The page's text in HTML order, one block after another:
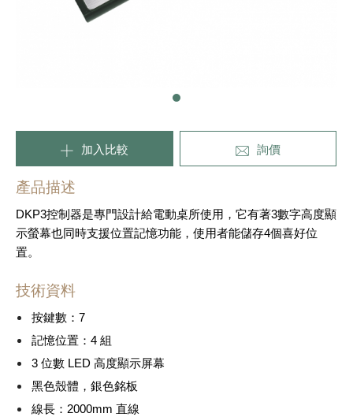
加入比較 詢價
產品描述
DKP3控制器是專門設計給電動桌所使用，它有著3數字高度顯
示螢幕也同時支援位置記憶功能，使用者能儲存4個喜好位
置。
技術資料
按鍵數：7
記憶位置：4 組
3 位數 LED 高度顯示屏幕
黑色殼體，銀色銘板
線長：2000mm 直線